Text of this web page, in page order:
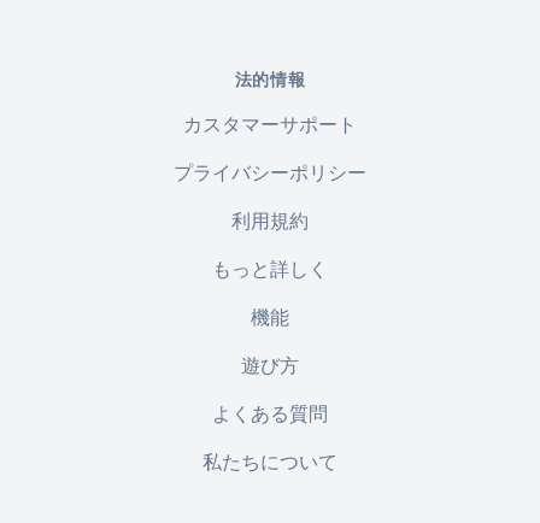
法的情報
カスタマーサポート
プライバシーポリシー
利用規約
もっと詳しく
機能
遊び方
よくある質問
私たちについて